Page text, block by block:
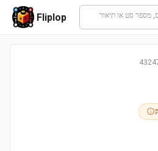
מספר סט או תיאור Fliplop